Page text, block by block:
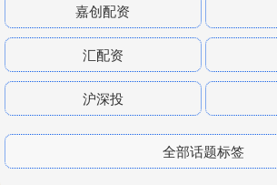
嘉创配资
汇配资
沪深投
全部话题标签